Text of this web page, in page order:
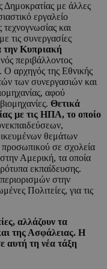
Δημοκρατίας με άλλες
εργαλείο
και
τις συνεργασίες
την Κυπριακή
περιβάλλοντος
Ο αρχηγός της Εθνικής
των συνεργασιών και
αφού
Θετικά
με τις ΗΠΑ, το οποίο
θεμάτων
προσωπικού σε σχολεία
Αμερική, τα οποία
εκπαίδευσης.
στην
Πολιτείες, για τις
αλλάζουν τα
της Ασφάλειας. Η
αυτή τη νέα τάξη